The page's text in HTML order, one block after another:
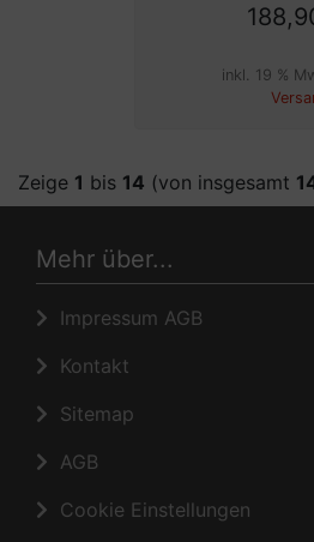
inkl. 19 %
Zeige 1 bis 14 (von insgesamt
Mehr über...
Impressum AGB
Kontakt
Sitemap
AGB
Cookie Einstellungen